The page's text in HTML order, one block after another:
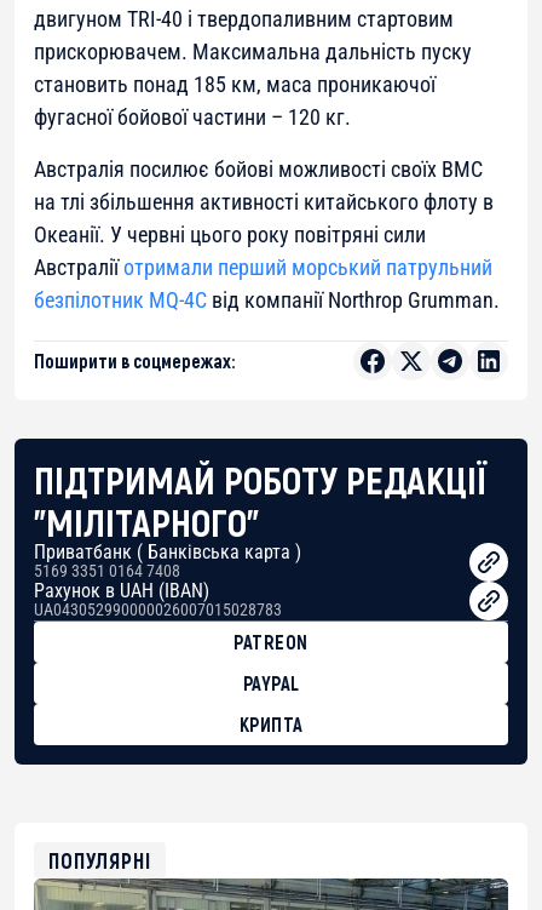
двигуном TRI-40 і твердопаливним стартовим
прискорювачем. Максимальна дальність пуску
становить понад 185 км, маса проникаючої
фугасної бойової частини – 120 кг.
Австралія посилює бойові можливості своїх ВМС
на тлі збільшення активності китайського флоту в
Океанії. У червні цього року повітряні сили
Австраліїотримали перший морський патрульний
безпілотник MQ-4C від компанії Northrop Grumman.
Поширити в соцмережах:
ПІДТРИМАЙ РОБОТУ РЕДАКЦІЇ
"МІЛІТАРНОГО"
Приватбанк ( Банківська карта )
5169 3351 0164 7408
Рахунок в UAH (IBAN)
UA043052990000026007015028783
PATREON
PAYPAL
КРИПТА
0xfD02863D3289416fcF50975c9DFda13623f97758
ПОПУЛЯРНІ